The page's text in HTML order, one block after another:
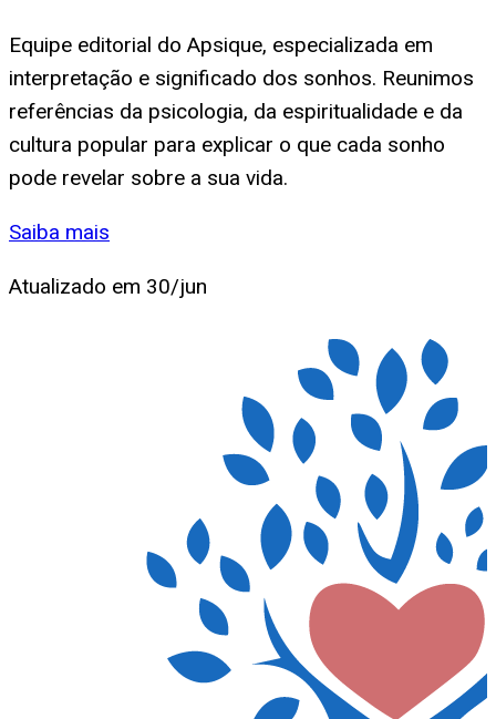
Equipe editorial do Apsique, especializada em
interpretação e significado dos sonhos. Reunimos
referências da psicologia, da espiritualidade e da
cultura popular para explicar o que cada sonho
pode revelar sobre a sua vida.
Saiba mais
Atualizado em 30/jun